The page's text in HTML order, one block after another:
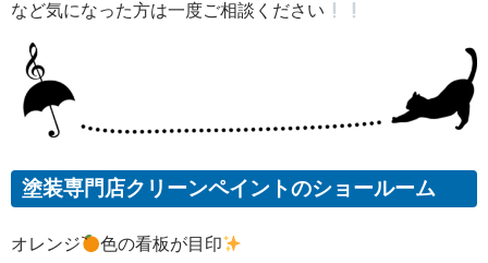
など気になった方は一度ご相談ください
塗装専門店クリーンペイントのショールーム
オレンジ 色の看板が目印